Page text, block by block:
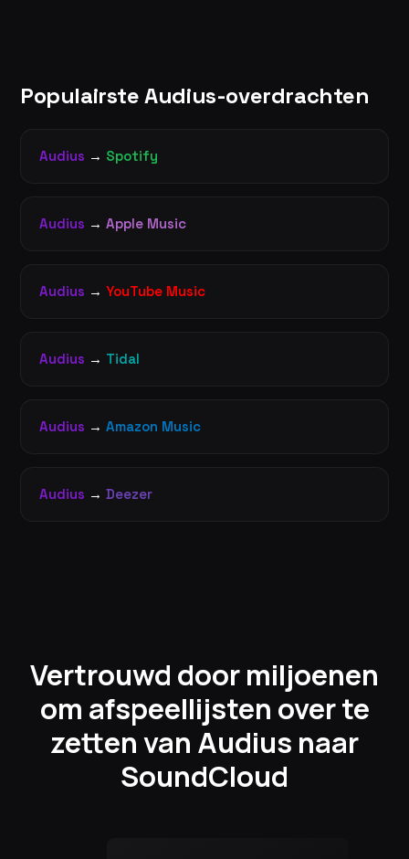
Populairste Audius-overdrachten
Audius → Spotify
Audius → Apple Music
Audius → YouTube Music
Audius → Tidal
Audius → Amazon Music
Audius → Deezer
Vertrouwd door miljoenen
om afspeellijsten over te
zetten van Audius naar
SoundCloud